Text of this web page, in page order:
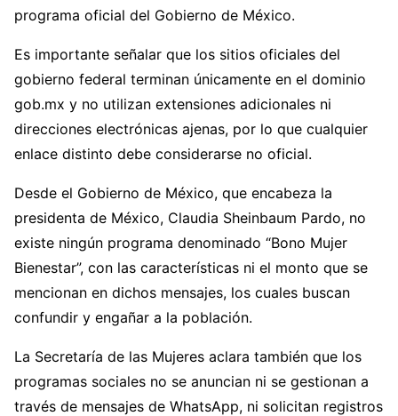
programa oficial del Gobierno de México.
Es importante señalar que los sitios oficiales del
gobierno federal terminan únicamente en el dominio
gob.mx y no utilizan extensiones adicionales ni
direcciones electrónicas ajenas, por lo que cualquier
enlace distinto debe considerarse no oficial.
Desde el Gobierno de México, que encabeza la
presidenta de México, Claudia Sheinbaum Pardo, no
existe ningún programa denominado “Bono Mujer
Bienestar”, con las características ni el monto que se
mencionan en dichos mensajes, los cuales buscan
confundir y engañar a la población.
La Secretaría de las Mujeres aclara también que los
programas sociales no se anuncian ni se gestionan a
través de mensajes de WhatsApp, ni solicitan registros